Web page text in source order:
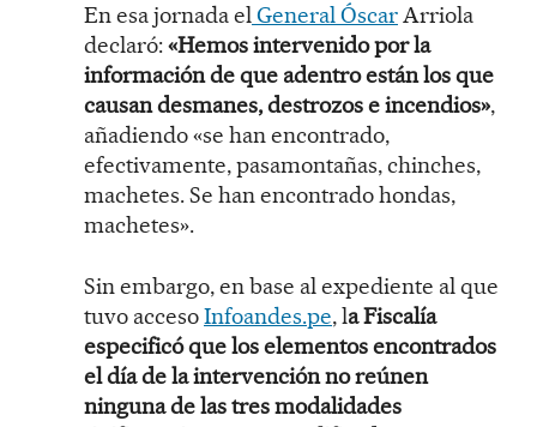
En esa jornada elGeneral ÓscarArriola
declaró:«Hemos intervenido por la
información de que adentro están los que
causan desmanes, destrozos e incendios»,
añadiendo «se han encontrado,
efectivamente, pasamontañas, chinches,
machetes. Se han encontrado hondas,
machetes».
Sin embargo, en base al expediente al que
tuvo accesoInfoandes.pe, la Fiscalía
especificó que los elementos encontrados
el día de la intervención no reúnen
ninguna de las tres modalidades